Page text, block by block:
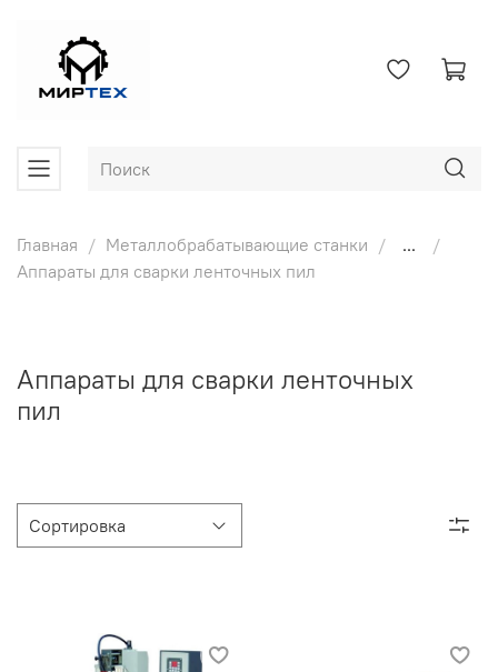
Главная Металлобрабатывающие станки
...
Аппараты для сварки ленточных пил
Аппараты для сварки ленточных
пил